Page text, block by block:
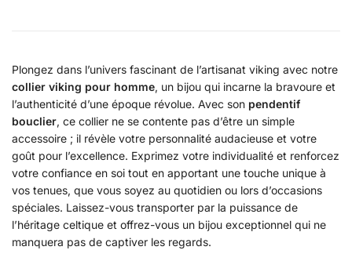
Plongez dans l’univers fascinant de l’artisanat viking avec notre
collier viking pour homme, un bijou qui incarne la bravoure et
l’authenticité d’une époque révolue. Avec son pendentif
bouclier, ce collier ne se contente pas d’être un simple
accessoire ; il révèle votre personnalité audacieuse et votre
goût pour l’excellence. Exprimez votre individualité et renforcez
votre confiance en soi tout en apportant une touche unique à
vos tenues, que vous soyez au quotidien ou lors d’occasions
spéciales. Laissez-vous transporter par la puissance de
l’héritage celtique et offrez-vous un bijou exceptionnel qui ne
manquera pas de captiver les regards.